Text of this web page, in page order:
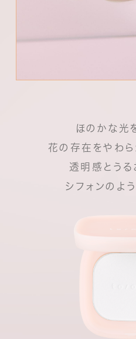
ほのかな光
花の存在をやわら
透明感とうる
シフォンのよ